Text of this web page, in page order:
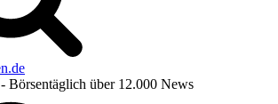
- Börsentäglich über 12.000 News